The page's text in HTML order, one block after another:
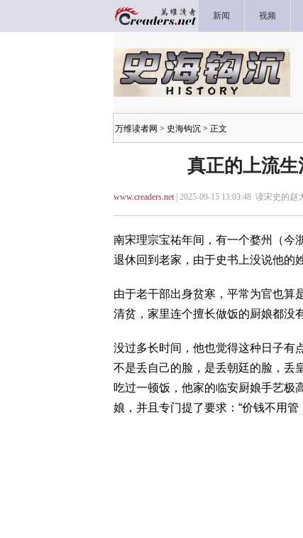
新闻 视频
万维读者网 > 史海钩沉 > 正文
真正的上流
www.creaders.net| 2025-09-15 13:03:48 读宋史的赵
南宋理宗宝祐年间，有一个婺州（今
退休回到老家，由于史书上没说他的
由于老干部出身贫寒，平常为官也算
清贫，家里连个擅长做饭的厨娘都没
没过多长时间，他也觉得这种日子有
不是丢自己的脸，是丢朝廷的脸，丢
吃过一顿饭，他家的临安厨娘手艺极
娘，并且专门提了要求：“价钱不用